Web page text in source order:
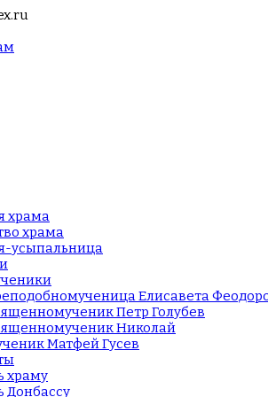
храма
храма
усыпальница
Елисавета
Петр Голубев
Николай
Матфей Гусев
храму